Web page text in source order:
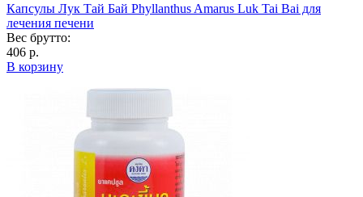
Капсулы Лук Тай Бай Phyllanthus Amarus Luk Tai Bai для
лечения печени
Вес брутто:
406 р.
В корзину